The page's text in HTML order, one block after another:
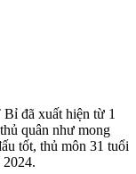
đã xuất hiện từ 1
quân như mong
tốt, thủ môn 31 tuổi